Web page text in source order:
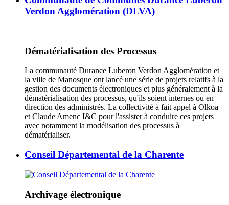
Verdon Agglomération (DLVA)
Dématérialisation des Processus
La communauté Durance Luberon Verdon Agglomération et
la ville de Manosque ont lancé une série de projets relatifs à la
gestion des documents électroniques et plus généralement à la
dématérialisation des processus, qu'ils soient internes ou en
direction des administrés. La collectivité à fait appel à Olkoa
et Claude Amenc I&C pour l'assister à conduire ces projets
avec notamment la modélisation des processus à
dématérialiser.
Conseil Départemental de la Charente
Archivage électronique